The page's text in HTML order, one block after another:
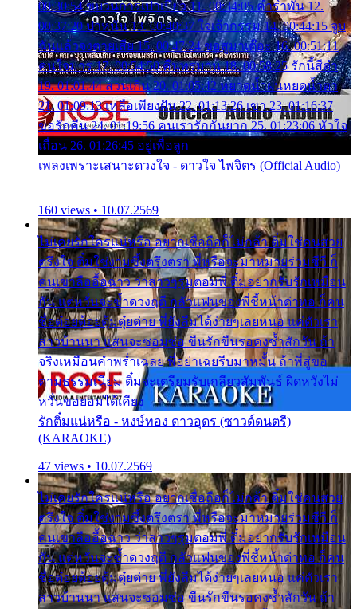
00:30:54 ขบวนการเปาเปียว 11. 00:34:05 คำรำพัน 12.
00:37:20 ปาหนัน 13. 00:40:37 ใจเจ้ากรรม 14. 00:44:15 จูบ
ฉันแล้วจงตายเสีย 15. 00:47:24 ขอสูมาเต๊อะ 16. 00:51:11
คนใจมาร 17. 00:54:50 คืนทรมาน 18. 00:58:25 รักนี้สีดำ
19. 01:01:44 ส่วนเกิน 20. 01:05:42 หยาดน้ำฝนหยดน้ำตา
21. 01:09:13 เหลือเพียงฝัน 22. 01:13:26 เขา 23. 01:16:37
ขอรักคืน 24. 01:19:56 คนเรารักกันยาก 25. 01:23:06 หัวใจ
เถื่อน 26. 01:26:45 อยู่เพื่อลูก
เพลงเพราะเสนาะดวงใจ - ดาวใจ ไพจิตร (Official Audio)
160 views • 10.07.2569
ไม่เคยรักใครแน่หรือ อยากเชื่อถือก็ไม่กล้า ติ๋มใช่คนสวย
ตรึงใจ ติ๋มใช่งามซึ้งตรึงตรา พี่หรือจะมาหมายร่วมชีวี ก็
คนเขาลืออื้อฉาว ว่าสาวๆรุมตอมพี่ ติ๋มอยากรับรักเหมือน
กัน แต่หวั่นจะช้ำดวงฤดี กลัวแฟนของพี่ชี้หน้าด่าทอ ก็คน
ชื่อต๋อยต้อยตุ้มตุ๋ยต่าย พี่ยังลืมได้ง่ายๆเลยหนอ แค่ตัวเรา
สาวบ้านนา แสนจะซอมซ่อ ขืนรักขืนรอคงช้ำสักวัน ถ้า
จริงเหมือนคำพร่ำเฉลย พี่อย่าเฉยรีบมาหมั้น ถ้าพี่สู่ขอ
ตามธรรมเนียม ติ๋มจะเตรียมรับเกลียวสัมพันธ์ ผิดหวังไม่
หวั่นขอยอมได้เคียง
รักติ๋มแน่หรือ - หงษ์ทอง ดาวอุดร (ซาวด์ดนตรี)
(KARAOKE)
47 views • 10.07.2569
ไม่เคยรักใครแน่หรือ อยากเชื่อถือก็ไม่กล้า ติ๋มใช่คนสวย
ตรึงใจ ติ๋มใช่งามซึ้งตรึงตรา พี่หรือจะมาหมายร่วมชีวี ก็
คนเขาลืออื้อฉาว ว่าสาวๆรุมตอมพี่ ติ๋มอยากรับรักเหมือน
กัน แต่หวั่นจะช้ำดวงฤดี กลัวแฟนของพี่ชี้หน้าด่าทอ ก็คน
ชื่อต๋อยต้อยตุ้มตุ๋ยต่าย พี่ยังลืมได้ง่ายๆเลยหนอ แค่ตัวเรา
สาวบ้านนา แสนจะซอมซ่อ ขืนรักขืนรอคงช้ำสักวัน ถ้า